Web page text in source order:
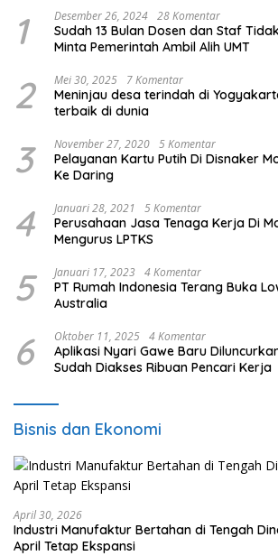
1 Desember 26, 2024 28 Komentar
Sudah 13 Bulan Dosen dan Staf
Minta Pemerintah Ambil Alih UMT
2 Mei 30, 2025 7 Komentar
Meninjau desa terindah di
terbaik di dunia
3 November 27, 2020 5 Komentar
Pelayanan Kartu Putih Di Disnaker
Ke Daring
4 Januari 28, 2021 5 Komentar
Perusahaan Jasa Tenaga Kerja Di
Mengurus LPTKS
5 Januari 17, 2023 4 Komentar
PT Rumah Indonesia Terang Buka
Australia
6 Oktober 11, 2025 4 Komentar
Aplikasi Nyari Gawe Baru
Sudah Diakses Ribuan Pencari Kerja
Bisnis dan Ekonomi
April 30, 2026
Industri Manufaktur Bertahan di Tengah
April Tetap Ekspansi